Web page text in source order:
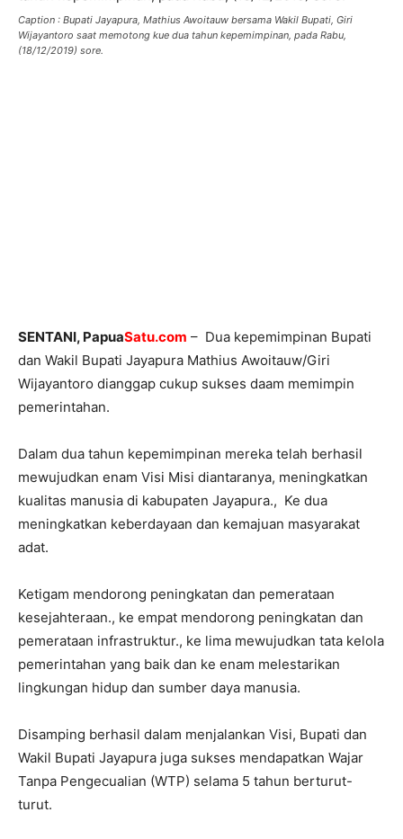
Caption : Bupati Jayapura, Mathius Awoitauw bersama Wakil Bupati, Giri
Wijayantoro saat memotong kue dua tahun kepemimpinan, pada Rabu,
(18/12/2019) sore.
SENTANI, PapuaSatu.com – Dua kepemimpinan Bupati
dan Wakil Bupati Jayapura Mathius Awoitauw/Giri
Wijayantoro dianggap cukup sukses daam memimpin
pemerintahan.
Dalam dua tahun kepemimpinan mereka telah berhasil
mewujudkan enam Visi Misi diantaranya, meningkatkan
kualitas manusia di kabupaten Jayapura., Ke dua
meningkatkan keberdayaan dan kemajuan masyarakat
adat.
Ketigam mendorong peningkatan dan pemerataan
kesejahteraan., ke empat mendorong peningkatan dan
pemerataan infrastruktur., ke lima mewujudkan tata kelola
pemerintahan yang baik dan ke enam melestarikan
lingkungan hidup dan sumber daya manusia.
Disamping berhasil dalam menjalankan Visi, Bupati dan
Wakil Bupati Jayapura juga sukses mendapatkan Wajar
Tanpa Pengecualian (WTP) selama 5 tahun berturut-
turut.